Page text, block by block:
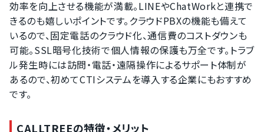
効率を向上させる機能が満載。LINEやChatWorkと連携で
きるのも嬉しいポイントです。クラウドPBXの機能も備えて
いるので、固定電話のクラウド化、通信費のコストダウンも
可能。SSL暗号化技術で個人情報の保護も万全です。トラブ
ル発生時には訪問・電話・遠隔操作によるサポート体制が
あるので、初めてCTIシステムを導入する企業にもおすすめ
です。
CALLTREEの特徴・メリット